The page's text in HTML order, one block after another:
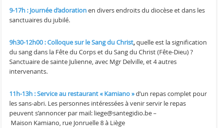
9-17h : Journée d’adorationen divers endroits du diocèse et dans les
sanctuaires du jubilé.
9h30-12h00 : Colloque sur le Sang du Christ,quelle est la signification
du sang dans la Fête du Corps et du Sang du Christ (Fête-Dieu) ?
Sanctuaire de sainte Julienne, avec Mgr Delville, et 4 autres
intervenants.
11h-13h : Service au restaurant « Kamiano »d’un repas complet pour
les sans-abri. Les personnes intéressées à venir servir le repas
peuvent s’annoncer par mail: liege@santegidio.be –
Maison Kamiano, rue Jonruelle 8 à Liège